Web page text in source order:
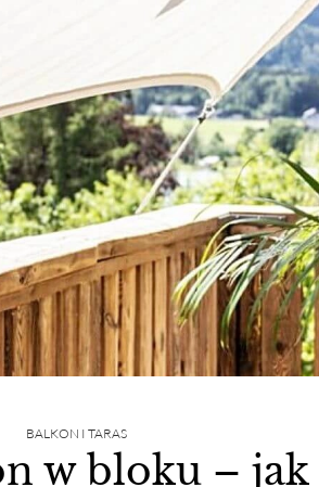
BALKON I TARAS
w bloku – jak